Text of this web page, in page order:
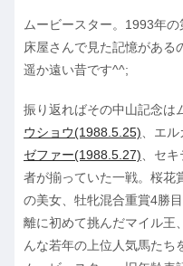
ムービースター。1993年
床屋さんで見た記憶があ
遥か遠い昔です^^;
振り返ればその中山記念は
ウショウ(1988.5.25)、エル
ゼファー(1988.5.27)、セ
者が揃っていた一戦。桜花
の美女、牡牝混合重賞4勝
離に初めて挑んだマイル王
んな若年の上位人気馬たち